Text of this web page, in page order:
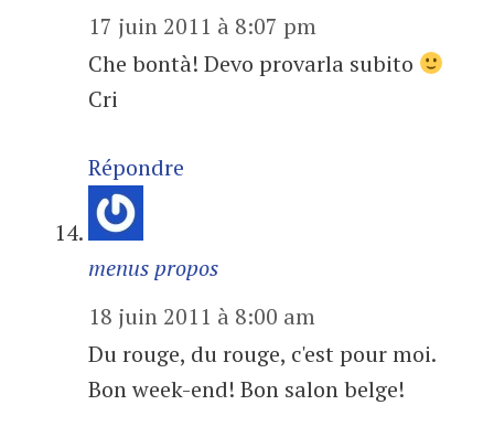
17 juin 2011 à 8:07 pm
Che bontà! Devo provarla subito
Cri
Répondre
menus propos
18 juin 2011 à 8:00 am
Du rouge, du rouge, c'est pour moi.
Bon week-end! Bon salon belge!